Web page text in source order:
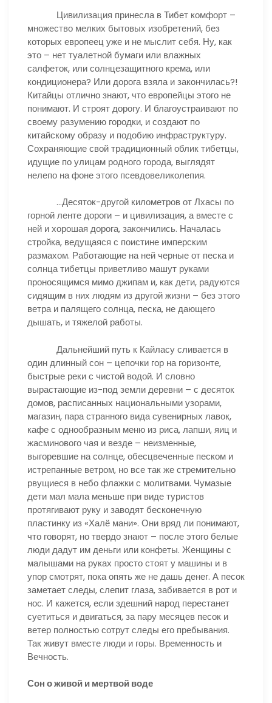
Цивилизация принесла в Тибет комфорт –
множество мелких бытовых изобретений, без
которых европеец уже и не мыслит себя. Ну, как
это – нет туалетной бумаги или влажных
салфеток, или солнцезащитного крема, или
кондиционера? Или дорога взяла и закончилась?!
Китайцы отлично знают, что европейцы этого не
понимают. И строят дорогу. И благоустраивают по
своему разумению городки, и создают по
китайскому образу и подобию инфраструктуру.
Сохраняющие свой традиционный облик тибетцы,
идущие по улицам родного города, выглядят
нелепо на фоне этого псевдовеликолепия.
…Десяток-другой километров от Лхасы по
горной ленте дороги – и цивилизация, а вместе с
ней и хорошая дорога, закончились. Началась
стройка, ведущаяся с поистине имперским
размахом. Работающие на ней черные от песка и
солнца тибетцы приветливо машут руками
проносящимся мимо джипам и, как дети, радуются
сидящим в них людям из другой жизни – без этого
ветра и палящего солнца, песка, не дающего
дышать, и тяжелой работы.
Дальнейший путь к Кайласу сливается в
один длинный сон – цепочки гор на горизонте,
быстрые реки с чистой водой. И словно
вырастающие из-под земли деревни – с десяток
домов, расписанных национальными узорами,
магазин, пара странного вида сувенирных лавок,
кафе с однообразным меню из риса, лапши, яиц и
жасминового чая и везде – неизменные,
выгоревшие на солнце, обесцвеченные песком и
истрепанные ветром, но все так же стремительно
рвущиеся в небо флажки с молитвами. Чумазые
дети мал мала меньше при виде туристов
протягивают руку и заводят бесконечную
пластинку из «Халё мани». Они вряд ли понимают,
что говорят, но твердо знают – после этого белые
люди дадут им деньги или конфеты. Женщины с
малышами на руках просто стоят у машины и в
упор смотрят, пока опять же не дашь денег. А песок
заметает следы, слепит глаза, забивается в рот и
нос. И кажется, если здешний народ перестанет
суетиться и двигаться, за пару месяцев песок и
ветер полностью сотрут следы его пребывания.
Так живут вместе люди и горы. Временность и
Вечность.
Сон о живой и мертвой воде